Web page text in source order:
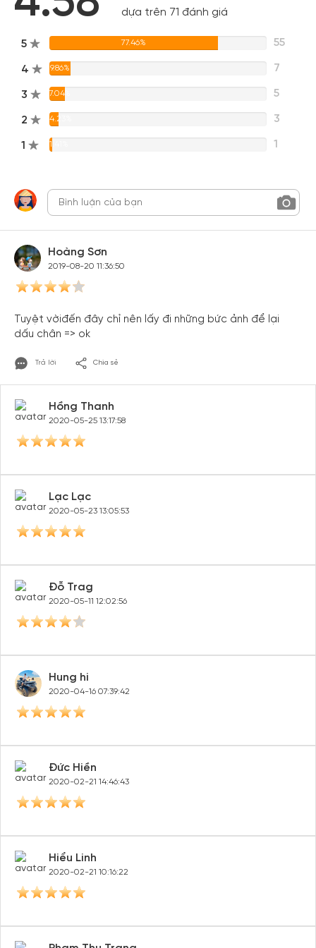
dựa trên 71 đánh giá
5 77.46% 55
4 9.86% 7
3 7.04% 5
2 4.23% 3
1 1.41% 1
Hoàng Sơn
2019-08-20 11:36:50
Tuyệt vờiđến đây chỉ nên lấy đi những bức ảnh để lại
dấu chân => ok
Trả lời Chia sẻ
Hồng Thanh
2020-05-25 13:17:58
Lạc Lạc
2020-05-23 13:05:53
Đỗ Trag
2020-05-11 12:02:56
Hung hi
2020-04-16 07:39:42
Đức Hiền
2020-02-21 14:46:43
Hiểu Linh
2020-02-21 10:16:22